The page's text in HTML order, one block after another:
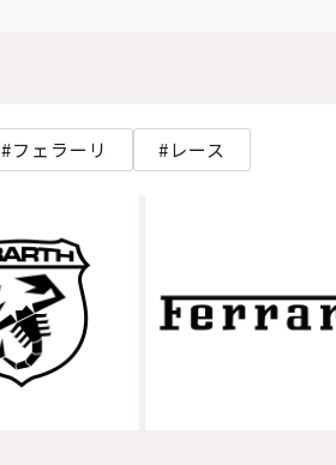
フェラーリ レース